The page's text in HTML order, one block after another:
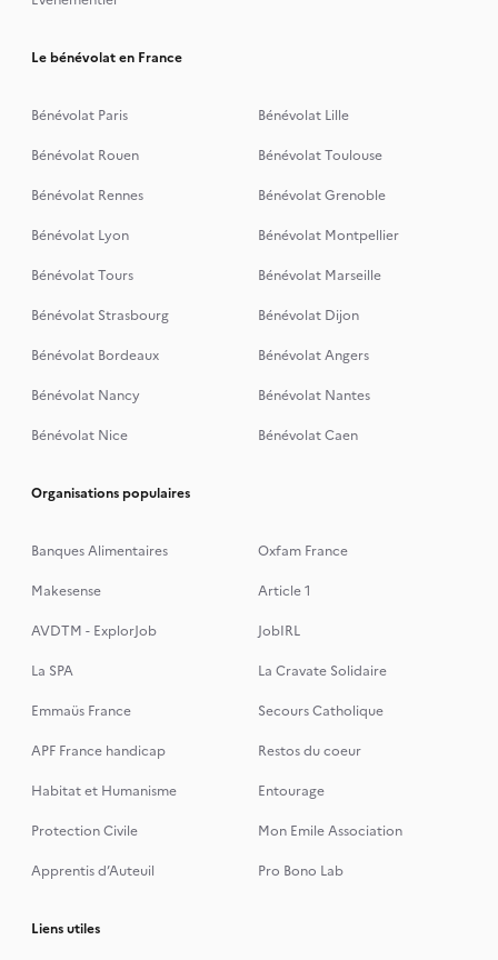
Le bénévolat en France
Bénévolat Paris
Bénévolat Lille
Bénévolat Rouen
Bénévolat Toulouse
Bénévolat Rennes
Bénévolat Grenoble
Bénévolat Lyon
Bénévolat Montpellier
Bénévolat Tours
Bénévolat Marseille
Bénévolat Strasbourg
Bénévolat Dijon
Bénévolat Bordeaux
Bénévolat Angers
Bénévolat Nancy
Bénévolat Nantes
Bénévolat Nice
Bénévolat Caen
Organisations populaires
Banques Alimentaires
Oxfam France
Makesense
Article 1
AVDTM - ExplorJob
JobIRL
La SPA
La Cravate Solidaire
Emmaüs France
Secours Catholique
APF France handicap
Restos du coeur
Habitat et Humanisme
Entourage
Protection Civile
Mon Emile Association
Apprentis d’Auteuil
Pro Bono Lab
Liens utiles